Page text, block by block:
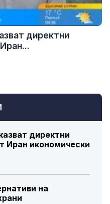
директни
Иран икономически
на
директни